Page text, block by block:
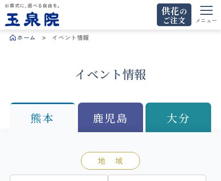
お葬式に、選べる自由を。玉泉院
供花の
ご注文
メニュー
ホーム イベント情報
イベント情報
熊本 鹿児島 大分
地 域